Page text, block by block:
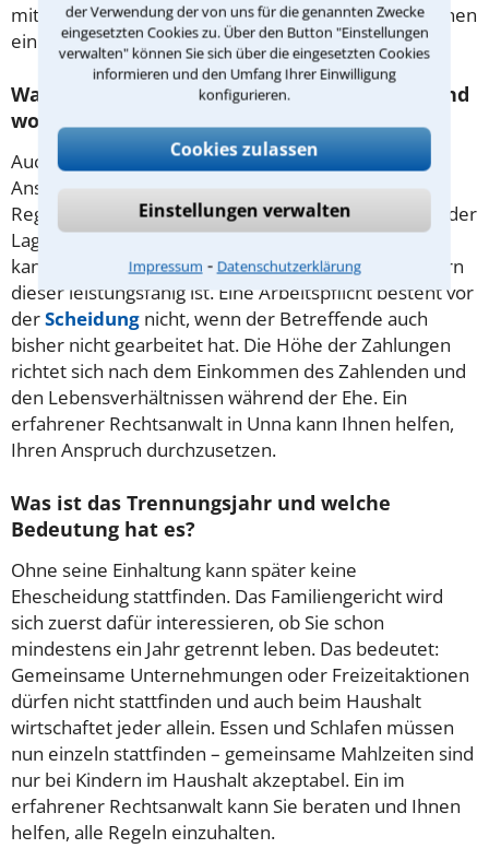
der Verwendung der von uns für die genannten Zwecke
eingesetzten Cookies zu. Über den Button "Einstellungen
verwalten" können Sie sich über die eingesetzten Cookies
informieren und den Umfang Ihrer Einwilligung
konfigurieren.
Cookies zulassen
Einstellungen verwalten
Impressum ⁃ Datenschutzerklärung
mit den Kindern bei einer Trennung beantwortet Ihnen
ein kompetenter Rechtsanwalt aus Unna.
Wann bekommt man Trennungsunterhalt und
wonach richtet sich dessen Höhe?
Auch vor der Auflösung einer Ehe kann es einen
Anspruch auf Unterhalt geben, der nach eigenen
Regeln berechnet wird. Ist ein Partner nicht dazu in der
Lage, seine laufenden Kosten selbst zu bestreiten,
kann er vom anderen Unterstützung fordern – sofern
dieser leistungsfähig ist. Eine Arbeitspflicht besteht vor
derScheidung nicht, wenn der Betreffende auch
bisher nicht gearbeitet hat. Die Höhe der Zahlungen
richtet sich nach dem Einkommen des Zahlenden und
den Lebensverhältnissen während der Ehe. Ein
erfahrener Rechtsanwalt in Unna kann Ihnen helfen,
Ihren Anspruch durchzusetzen.
Was ist das Trennungsjahr und welche
Bedeutung hat es?
Ohne seine Einhaltung kann später keine
Ehescheidung stattfinden. Das Familiengericht wird
sich zuerst dafür interessieren, ob Sie schon
mindestens ein Jahr getrennt leben. Das bedeutet:
Gemeinsame Unternehmungen oder Freizeitaktionen
dürfen nicht stattfinden und auch beim Haushalt
wirtschaftet jeder allein. Essen und Schlafen müssen
nun einzeln stattfinden – gemeinsame Mahlzeiten sind
nur bei Kindern im Haushalt akzeptabel. Ein im
erfahrener Rechtsanwalt kann Sie beraten und Ihnen
helfen, alle Regeln einzuhalten.